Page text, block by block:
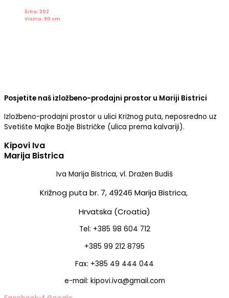
Šifra: 302
Visina: 90 cm
Posjetite naš izložbeno-prodajni prostor u Mariji Bistrici
Izložbeno-prodajni prostor u ulici Križnog puta, neposredno uz
Svetište Majke Božje Bistričke (ulica prema kalvariji).
Kipovi Iva
Marija Bistrica
Iva Marija Bistrica, vl. Dražen Budiš
Križnog puta br. 7, 49246 Marija Bistrica,
Hrvatska (Croatia)
Tel: +385 98 604 712
+385 99 212 8795
Fax: +385 49 444 044
e-mail: kipovi.iva@gmail.com